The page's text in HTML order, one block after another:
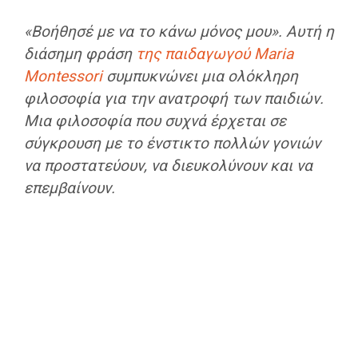
«Βοήθησέ με να το κάνω μόνος μου». Αυτή η
διάσημη φράση της παιδαγωγού Maria
Montessoriσυμπυκνώνει μια ολόκληρη
φιλοσοφία για την ανατροφή των παιδιών.
Μια φιλοσοφία που συχνά έρχεται σε
σύγκρουση με το ένστικτο πολλών γονιών
να προστατεύουν, να διευκολύνουν και να
επεμβαίνουν.